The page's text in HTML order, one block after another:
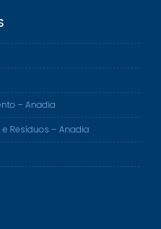
– Anadia
Resíduos – Anadia